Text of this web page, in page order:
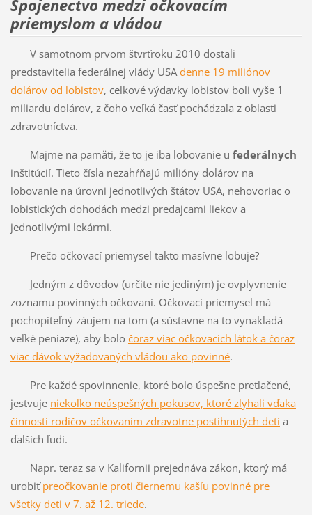
Spojenectvo medzi očkovacím
priemyslom a vládou
V samotnom prvom štvrťroku 2010 dostali
predstavitelia federálnej vlády USAdenne 19 miliónov
dolárov od lobistov, celkové výdavky lobistov boli vyše 1
miliardu dolárov, z čoho veľká časť pochádzala z oblasti
zdravotníctva.
Majme na pamäti, že to je iba lobovanie u federálnych
inštitúcií. Tieto čísla nezahŕňajú milióny dolárov na
lobovanie na úrovni jednotlivých štátov USA, nehovoriac o
lobistických dohodách medzi predajcami liekov a
jednotlivými lekármi.
Prečo očkovací priemysel takto masívne lobuje?
Jedným z dôvodov (určite nie jediným) je ovplyvnenie
zoznamu povinných očkovaní. Očkovací priemysel má
pochopiteľný záujem na tom (a sústavne na to vynakladá
veľké peniaze), aby bolo čoraz viac očkovacích látok a čoraz
viac dávok vyžadovaných vládou ako povinné.
Pre každé spovinnenie, ktoré bolo úspešne pretlačené,
jestvuje niekoľko neúspešných pokusov, ktoré zlyhali vďaka
činnosti rodičov očkovaním zdravotne postihnutých detía
ďalších ľudí.
Napr. teraz sa v Kalifornii prejednáva zákon, ktorý má
urobiťpreočkovanie proti čiernemu kašľu povinné pre
všetky deti v 7. až 12. triede.